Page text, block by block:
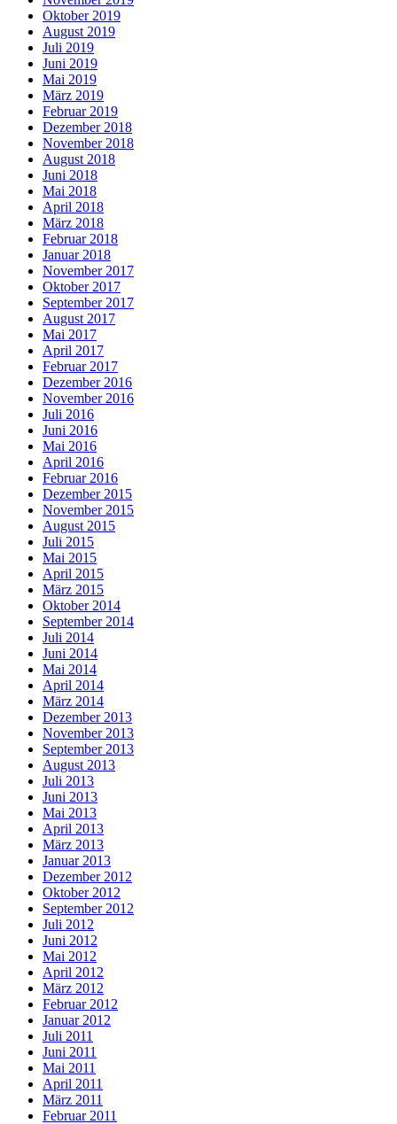
Oktober 2019
August 2019
Juli 2019
Juni 2019
Mai 2019
März 2019
Februar 2019
Dezember 2018
November 2018
August 2018
Juni 2018
Mai 2018
April 2018
März 2018
Februar 2018
Januar 2018
November 2017
Oktober 2017
September 2017
August 2017
Mai 2017
April 2017
Februar 2017
Dezember 2016
November 2016
Juli 2016
Juni 2016
Mai 2016
April 2016
Februar 2016
Dezember 2015
November 2015
August 2015
Juli 2015
Mai 2015
April 2015
März 2015
Oktober 2014
September 2014
Juli 2014
Juni 2014
Mai 2014
April 2014
März 2014
Dezember 2013
November 2013
September 2013
August 2013
Juli 2013
Juni 2013
Mai 2013
April 2013
März 2013
Januar 2013
Dezember 2012
Oktober 2012
September 2012
Juli 2012
Juni 2012
Mai 2012
April 2012
März 2012
Februar 2012
Januar 2012
Juli 2011
Juni 2011
Mai 2011
April 2011
März 2011
Februar 2011